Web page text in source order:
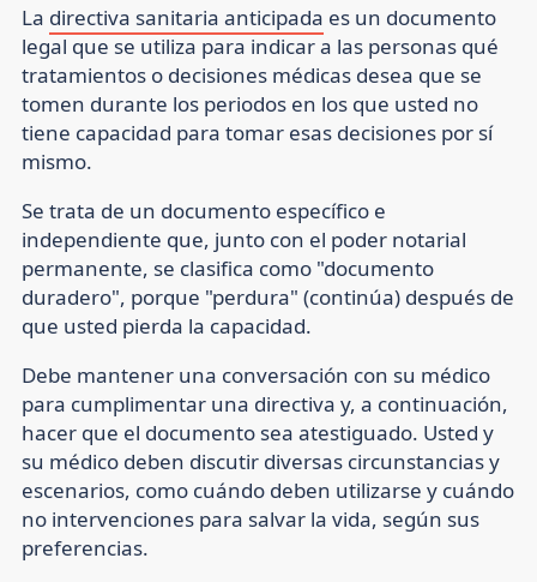
La directiva sanitaria anticipada es un documento
legal que se utiliza para indicar a las personas qué
tratamientos o decisiones médicas desea que se
tomen durante los periodos en los que usted no
tiene capacidad para tomar esas decisiones por sí
mismo.
Se trata de un documento específico e
independiente que, junto con el poder notarial
permanente, se clasifica como "documento
duradero", porque "perdura" (continúa) después de
que usted pierda la capacidad.
Debe mantener una conversación con su médico
para cumplimentar una directiva y, a continuación,
hacer que el documento sea atestiguado. Usted y
su médico deben discutir diversas circunstancias y
escenarios, como cuándo deben utilizarse y cuándo
no intervenciones para salvar la vida, según sus
preferencias.